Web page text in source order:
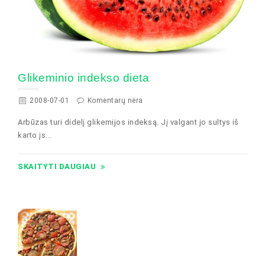
Glikeminio indekso dieta
2008-07-01 Komentarų nėra
Arbūzas turi didelį glikemijos indeksą. Jį valgant jo sultys iš
karto įs...
SKAITYTI DAUGIAU